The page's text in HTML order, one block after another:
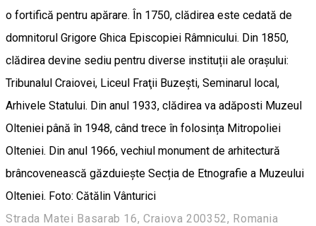
o fortifică pentru apărare. În 1750, clădirea este cedată de
domnitorul Grigore Ghica Episcopiei Râmnicului. Din 1850,
clădirea devine sediu pentru diverse instituții ale orașului:
Tribunalul Craiovei, Liceul Fraţii Buzești, Seminarul local,
Arhivele Statului. Din anul 1933, clădirea va adăposti Muzeul
Olteniei până în 1948, când trece în folosința Mitropoliei
Olteniei. Din anul 1966, vechiul monument de arhitectură
brâncovenească găzduiește Secția de Etnografie a Muzeului
Olteniei. Foto: Cătălin Vânturici
Strada Matei Basarab 16, Craiova 200352, Romania